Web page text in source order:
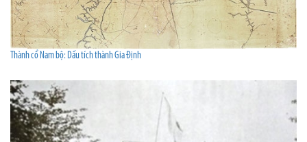
Thành cổ Nam bộ: Dấu tích thành Gia Định